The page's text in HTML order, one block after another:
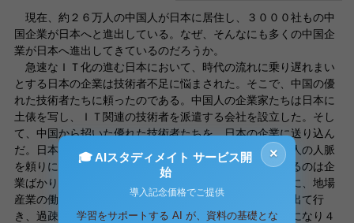
現在、約２６万人の中国人が日本に居住し、３０００社もの中
国企業が日本へと進出している。なぜ、そんなにも多くの中国企
業が日本へ進出してきているのだろうか。
急速なＩＴ化の進む日本において、時代の流れに乗り遅れまい
とする日本の企業は技術者不足に悩まされた。そこで、中国の優
れた技術者たちに頼ったのである。中国人の企業家たちは日本に
土俵を写し、ＩＴ関連の技術者を派遣する会社を設立した。そし
て、中国から招いた優れた技術者たちを、日本の企業に送り込ん
だ。日本の企業からの依頼は増加する一方で、同じ中国人の人脈
を頼りに対応しているという。人員不足に悩まされているのは企
業ばかりではない。ＩＴ化に対応しようとする企業以上に、地場
産業の働き手不足が深刻である。特に、若者が都会へと出て行
き、過疎化の進む地方の産業では、労働力の確保に必死になり４
×
🎓 AIスタディメイト サービス開
始
導入記念価格でご提供
学習をサポートする AI が、資料の基礎とな